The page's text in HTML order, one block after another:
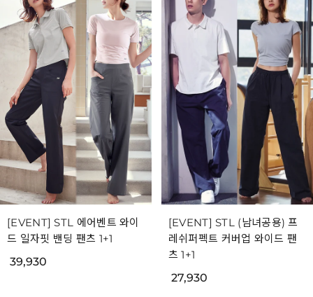
[EVENT] STL 에어벤트 와이
드 일자핏 밴딩 팬츠 1+1
39,930
[EVENT] STL (남녀공용) 프
레쉬퍼펙트 커버업 와이드 팬
츠 1+1
27,930